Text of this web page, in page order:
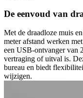
De eenvoud van
Met de draadloze muis
meter afstand werken
een USB-ontvanger van
vertraging of uitval is.
bureau en biedt
wijzigen.